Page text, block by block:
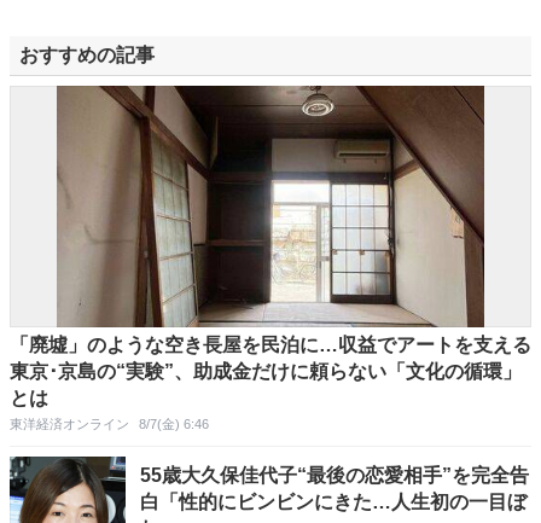
おすすめの記事
「廃墟」のような空き長屋を民泊に…収益でアートを支える
東京･京島の“実験”、助成金だけに頼らない「文化の循環」
とは
東洋経済オンライン 8/7(金) 6:46
55歳大久保佳代子“最後の恋愛相手”を完全告
白「性的にビンビンにきた…人生初の一目ぼ